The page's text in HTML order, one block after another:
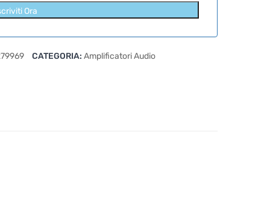
Ora
CATEGORIA: Amplificatori Audio